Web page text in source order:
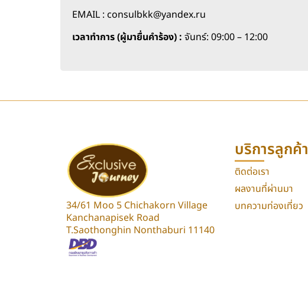
EMAIL : consulbkk@yandex.ru
เวลาทำการ (ผู้มายื่นคำร้อง) : จันทร์: 09:00 – 12:00
34/61 Moo 5 Chichakorn Village
Kanchanapisek Road
T.Saothonghin Nonthaburi 11140
บริการลูกค้า
ติดต่อเรา
ผลงานที่ผ่านมา
บทความท่องเที่ยว